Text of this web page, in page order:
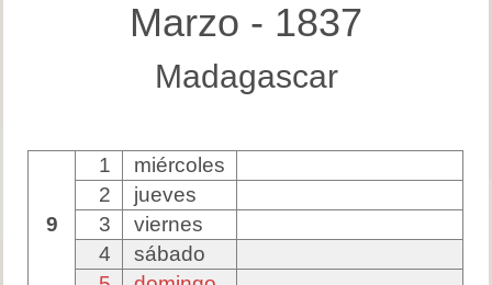
Marzo - 1837
Madagascar
9
1
miércoles
2
jueves
3
viernes
4
sábado